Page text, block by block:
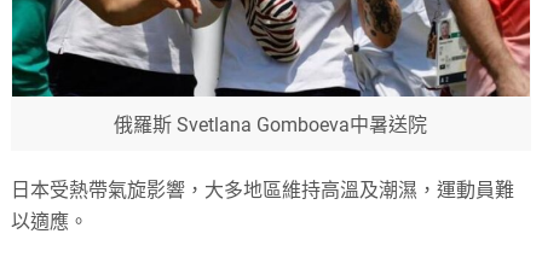
俄羅斯 Svetlana Gomboeva中暑送院
日本受熱帶氣旋影響，大多地區維持高溫及潮濕，運動員難
以適應。